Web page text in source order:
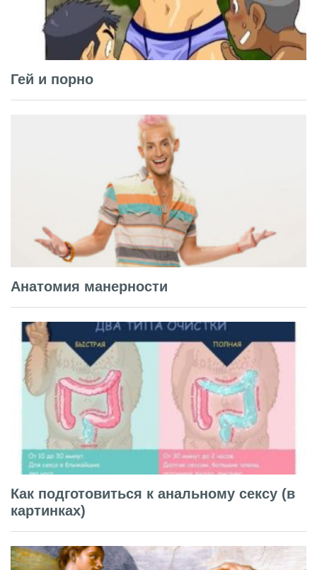
Гей и порно
Анатомия манерности
Как подготовиться к анальному сексу (в
картинках)